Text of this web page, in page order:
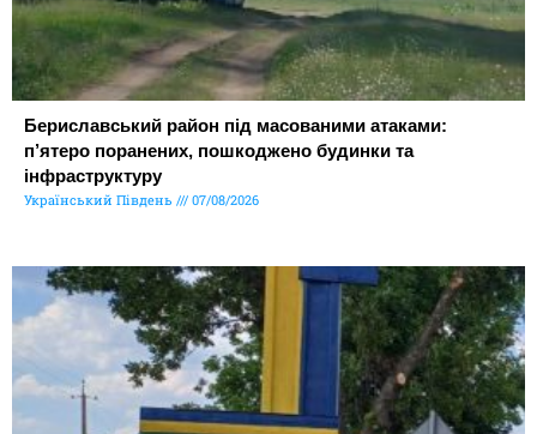
Бериславський район під масованими атаками:
п’ятеро поранених, пошкоджено будинки та
інфраструктуру
Український Південь 07/08/2026